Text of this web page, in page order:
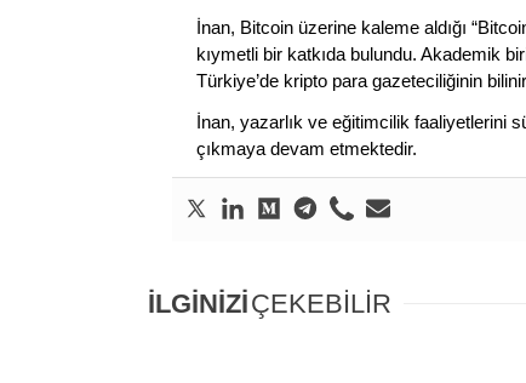
İnan, Bitcoin üzerine kaleme aldığı
kıymetli bir katkıda bulundu. Akademik
Türkiye’de kripto para gazeteciliğinin
İnan, yazarlık ve eğitimcilik faaliyetlerini
çıkmaya devam etmektedir.
İLGİNİZİÇEKEBİLİR